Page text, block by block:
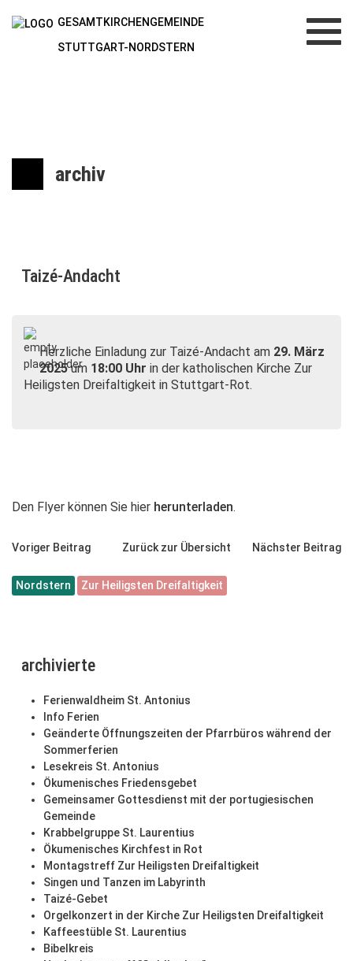
GESAMTKIRCHENGEMEINDE
STUTTGART-NORDSTERN
archiv
Taizé-Andacht
Herzliche Einladung zur Taizé-Andacht am 29. März
2025um 18:00 Uhr in der katholischen Kirche Zur
Heiligsten Dreifaltigkeit in Stuttgart-Rot.
Den Flyer können Sie hier herunterladen.
Voriger Beitrag Zurück zur Übersicht Nächster Beitrag
Nordstern Zur Heiligsten Dreifaltigkeit
archivierte
Ferienwaldheim St. Antonius
Info Ferien
Geänderte Öffnungszeiten der Pfarrbüros während der
Sommerferien
Lesekreis St. Antonius
Ökumenisches Friedensgebet
Gemeinsamer Gottesdienst mit der portugiesischen
Gemeinde
Krabbelgruppe St. Laurentius
Ökumenisches Kirchfest in Rot
Montagstreff Zur Heiligsten Dreifaltigkeit
Singen und Tanzen im Labyrinth
Taizé-Gebet
Orgelkonzert in der Kirche Zur Heiligsten Dreifaltigkeit
Kaffeestüble St. Laurentius
Bibelkreis